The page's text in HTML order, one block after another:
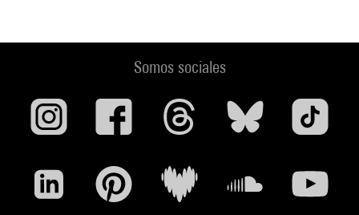
Somos sociales